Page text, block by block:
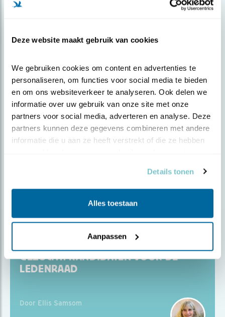
Deze website maakt gebruik van cookies
We gebruiken cookies om content en advertenties te
personaliseren, om functies voor social media te bieden
en om ons websiteverkeer te analyseren. Ook delen we
informatie over uw gebruik van onze site met onze
partners voor social media, adverteren en analyse. Deze
partners kunnen deze gegevens combineren met andere
informatie die u aan ze heeft verstrekt of die ze hebben
Details tonen
Alles toestaan
Aanpassen
Blog
GEZOCHT: KANDIDATEN VOOR DE
GEZOCHT: KANDIDATEN VOOR DE
LEDENRAAD
Door Ellis Samsom